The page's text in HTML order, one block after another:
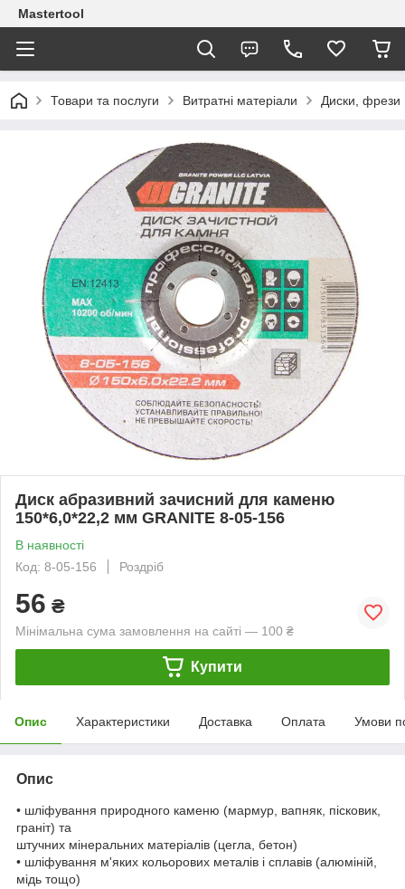
Mastertool
Товари та послуги Витратні матеріали Диски, фрези
Диск абразивний зачисний для каменю
150*6,0*22,2 мм GRANITE 8-05-156
В наявності
Код: 8-05-156
Роздріб
56 ₴
Мінімальна сума замовлення на сайті — 100 ₴
Купити
Опис Характеристики Доставка Оплата Умови
Опис
• шліфування природного каменю (мармур, вапняк, пісковик,
граніт) та
штучних мінеральних матеріалів (цегла, бетон)
• шліфування м'яких кольорових металів і сплавів (алюміній,
мідь тощо)